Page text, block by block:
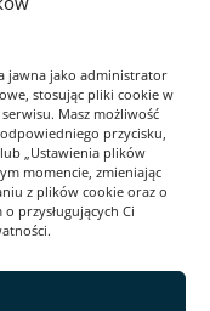
jawna jako administrator
stosując pliki cookie w
Masz możliwość
przycisku,
lub „Ustawienia plików
momencie, zmieniając
z plików cookie oraz o
przysługujących Ci